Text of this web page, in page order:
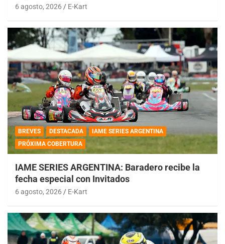
6 agosto, 2026 E-Kart
BREVES DESTACADA
IAME SERIES ARGENTINA
PRÓXIMA COBERTURA
IAME SERIES ARGENTINA: Baradero recibe la
fecha especial con Invitados
6 agosto, 2026 E-Kart